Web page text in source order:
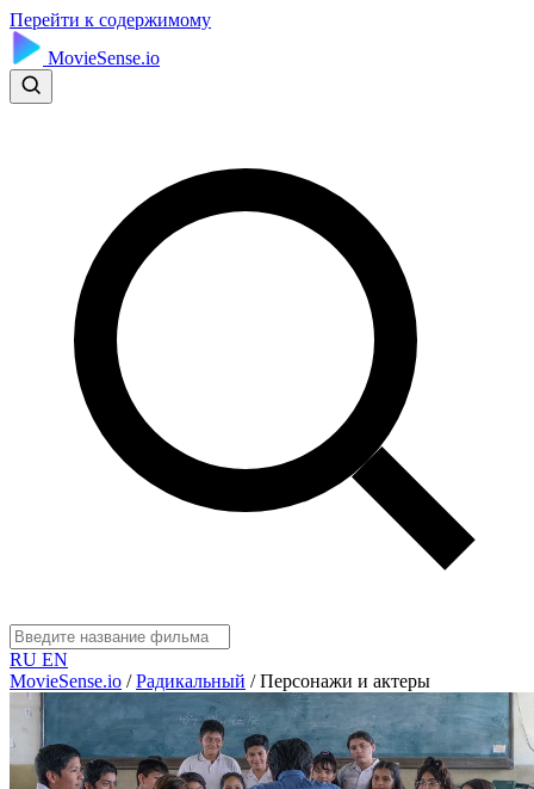
Перейти к содержимому
MovieSense.io
RU EN
MovieSense.io / Радикальный / Персонажи и актеры